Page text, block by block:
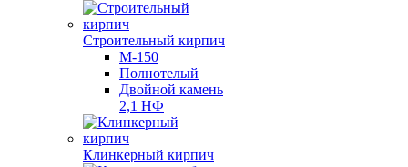
Строительный кирпич
М-150
Полнотелый
Двойной камень
2,1 НФ
Клинкерный кирпич